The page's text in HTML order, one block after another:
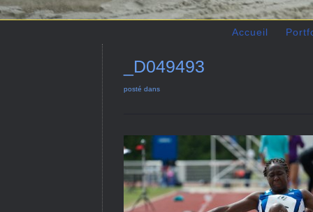
Accueil
_D049493
posté dans